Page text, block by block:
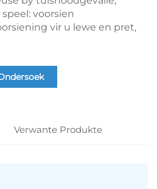
voorsien
vir u lewe en pret,
Verwante Produkte